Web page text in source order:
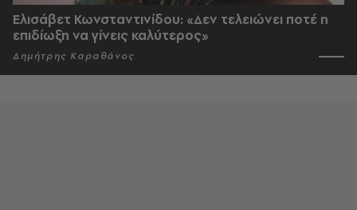
Ελισάβετ Κωνσταντινίδου: «Δεν τελειώνει ποτέ η
επιδίωξη να γίνεις καλύτερος»
Δημήτρης Καραθάνος